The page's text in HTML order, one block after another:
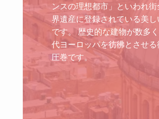
ンスの理想都市」といわれ
界遺産に登録されている美
です。 歴史的な建物が数多
代ヨーロッパを彷彿とさせる
圧巻です。